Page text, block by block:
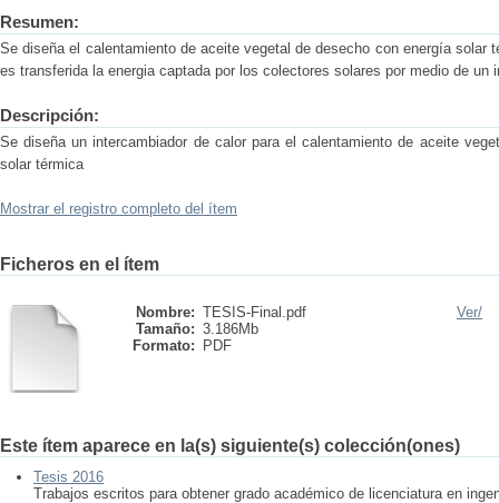
Resumen:
Se diseña el calentamiento de aceite vegetal de desecho con energía solar
es transferida la energia captada por los colectores solares por medio de un
Descripción:
Se diseña un intercambiador de calor para el calentamiento de aceite
solar térmica
Mostrar el registro completo del ítem
Ficheros en el ítem
Nombre: TESIS-Final.pdf
Tamaño: 3.186Mb
Formato:
PDF
Ver/
Este ítem aparece en la(s) siguiente(s) colección(ones)
Tesis 2016
Trabajos escritos para obtener grado académico de licenciatura en